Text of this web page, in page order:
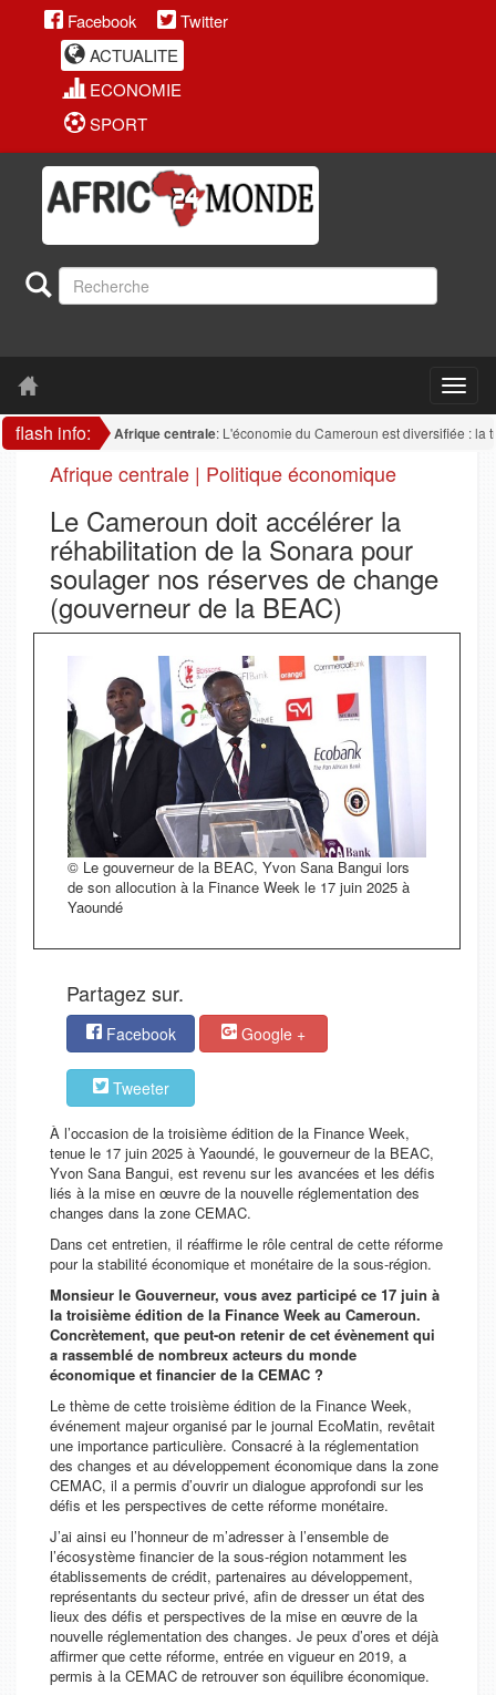
Facebook
Twitter
ACTUALITE
ECONOMIE
SPORT
flash info:Afrique centrale: L'économie du Cameroun est diversifiée : la
Afrique centrale | Politique économique
Le Cameroun doit accélérer la
réhabilitation de la Sonara pour
soulager nos réserves de change
(gouverneur de la BEAC)
© Le gouverneur de la BEAC, Yvon Sana Bangui lors
de son allocution à la Finance Week le 17 juin 2025 à
Yaoundé
Partagez sur.
Facebook Google +
Tweeter
À l’occasion de la troisième édition de la Finance Week,
tenue le 17 juin 2025 à Yaoundé, le gouverneur de la BEAC,
Yvon Sana Bangui, est revenu sur les avancées et les défis
liés à la mise en œuvre de la nouvelle réglementation des
changes dans la zone CEMAC.
Dans cet entretien, il réaffirme le rôle central de cette réforme
pour la stabilité économique et monétaire de la sous-région.
Monsieur le Gouverneur, vous avez participé ce 17 juin à
la troisième édition de la Finance Week au Cameroun.
Concrètement, que peut-on retenir de cet évènement qui
a rassemblé de nombreux acteurs du monde
économique et financier de la CEMAC ?
Le thème de cette troisième édition de la Finance Week,
événement majeur organisé par le journal EcoMatin, revêtait
une importance particulière. Consacré à la réglementation
des changes et au développement économique dans la zone
CEMAC, il a permis d’ouvrir un dialogue approfondi sur les
défis et les perspectives de cette réforme monétaire.
J’ai ainsi eu l’honneur de m’adresser à l’ensemble de
l’écosystème financier de la sous-région notamment les
établissements de crédit, partenaires au développement,
représentants du secteur privé, afin de dresser un état des
lieux des défis et perspectives de la mise en œuvre de la
nouvelle réglementation des changes. Je peux d’ores et déjà
affirmer que cette réforme, entrée en vigueur en 2019, a
permis à la CEMAC de retrouver son équilibre économique.